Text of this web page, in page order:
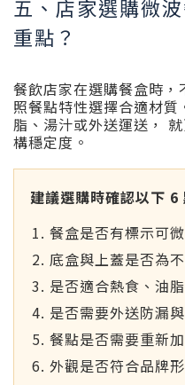
五、店家選購微
重點？
餐飲店家在選購餐盒時
照餐點特性選擇合適材
脂、湯汁或外送運送，
構穩定度。
建議選購時確認以下 6
餐盒是否有標示可
底盒與上蓋是否為
是否適合熱食、油
是否需要外送防漏
餐點是否需要重新
外觀是否符合品牌